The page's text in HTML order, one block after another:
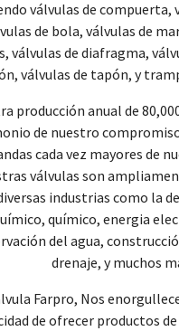
válvulas de compuerta,
de bola, válvulas de
válvulas de diafragma,
válvulas de tapón, y
producción anual de
de nuestro
cada vez mayores de
válvulas son
industrias como la
químico, energia
del agua,
drenaje, y muchos
Farpro, Nos
de ofrecer productos